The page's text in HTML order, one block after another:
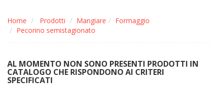
Home Prodotti Mangiare
Formaggio
Pecorino semistagionato
AL MOMENTO NON SONO PRESENTI PRODOTTI IN
CATALOGO CHE RISPONDONO AI CRITERI
SPECIFICATI